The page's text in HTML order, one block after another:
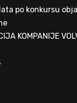
po konkursu
KOMPANIJE